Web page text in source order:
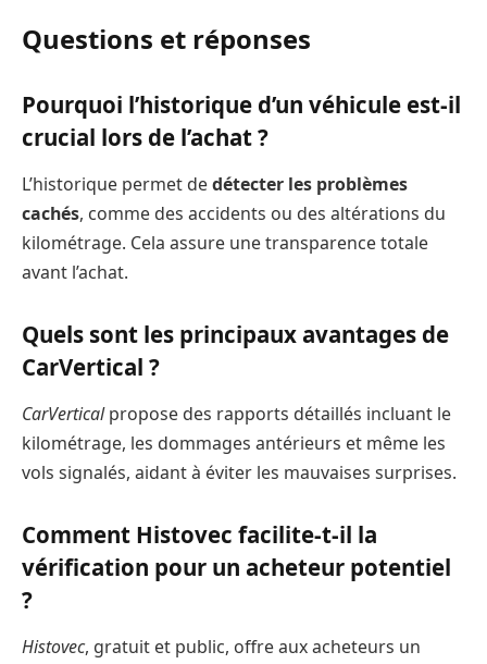
Questions et réponses
Pourquoi l’historique d’un véhicule est-il
crucial lors de l’achat ?
L’historique permet dedétecter les problèmes
cachés, comme des accidents ou des altérations du
kilométrage. Cela assure une transparence totale
avant l’achat.
Quels sont les principaux avantages de
CarVertical ?
CarVerticalpropose des rapports détaillés incluant le
kilométrage, les dommages antérieurs et même les
vols signalés, aidant à éviter les mauvaises surprises.
Comment Histovec facilite-t-il la
vérification pour un acheteur potentiel
?
Histovec, gratuit et public, offre aux acheteurs un